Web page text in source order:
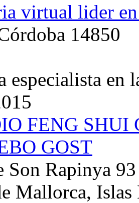
virtual lider
14850
especialista en
FENG
GOST
Son Rapinya 93
Mallorca, Islas